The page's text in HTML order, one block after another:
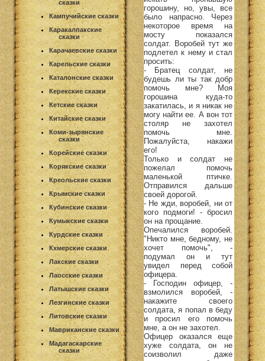
сказки
Кампучийские сказки
Каракалпакские
сказки
Карачаевские сказки
Карельские сказки
Каталонские сказки
Керекские сказки
Кетские сказки
Китайские сказки
Коми-зырянские
сказки
Корейские сказки
Корякские сказки
Креольские сказки
Крымские сказки
Кубинские сказки
Кумыкские сказки
Курдские сказки
Кхмерские сказки
Лакские сказки
Лаосские сказки
Латышские сказки
Лезгинские сказки
Литовские сказки
Мавриканские сказки
Мадагаскарские
сказки
горошину, но, увы, все
было напрасно. Через
некоторое время на
мосту показался
солдат. Воробей тут же
подлетел к нему и стал
просить:
- Братец солдат, не
будешь ли ты так добр
помочь мне? Моя
горошина куда-то
закатилась, и я никак не
могу найти ее. А вон тот
столяр не захотел
помочь мне.
Пожалуйста, накажи
его!
Только и солдат не
пожелал помочь
маленькой птичке.
Отправился дальше
своей дорогой.
- Не жди, воробей, ни от
кого подмоги! - бросил
он на прощание.
Опечалился воробей.
"Никто мне, бедному, не
хочет помочь", -
подумал он и тут
увидел перед собой
офицера.
- Господин офицер, -
взмолился воробей, -
накажите своего
солдата, я попал в беду
и просил его помочь
мне, а он не захотел.
Офицер оказался еще
хуже солдата, он не
соизволил даже